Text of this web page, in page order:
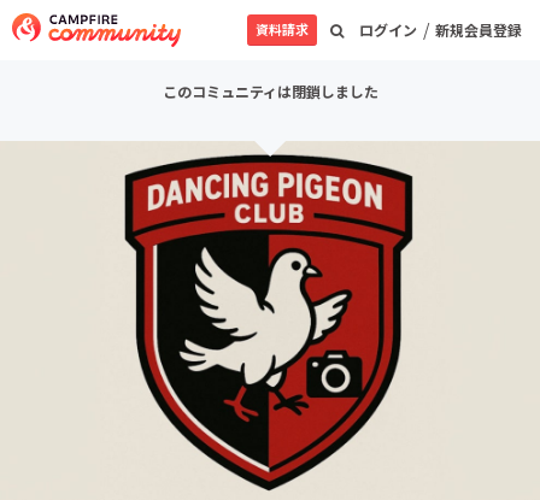
ログイン / 新規会員登録
資料請求
このコミュニティは閉鎖しました